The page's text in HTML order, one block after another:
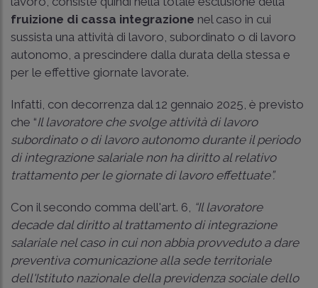
fruizione di cassa integrazione nel caso in cui
sussista una attività di lavoro, subordinato o di lavoro
autonomo, a prescindere dalla durata della stessa e
per le effettive giornate lavorate.
Infatti, con decorrenza dal 12 gennaio 2025, è previsto
che “Il lavoratore che svolge attività di lavoro
subordinato o di lavoro autonomo durante il periodo
di integrazione salariale non ha diritto al relativo
trattamento per le giornate di lavoro effettuate”.
Con il secondo comma dell'art. 6, “Il lavoratore
decade dal diritto al trattamento di integrazione
salariale nel caso in cui non abbia provveduto a dare
preventiva comunicazione alla sede territoriale
dell'Istituto nazionale della previdenza sociale dello